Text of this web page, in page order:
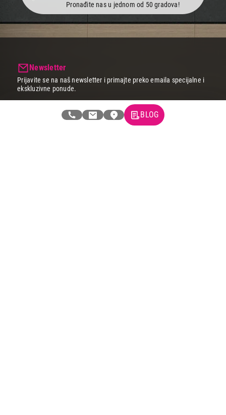
Dimenzije sa postoljem 1227,6 x 768,0 x 253,0 mm
Dimenzije bez postolja 1227,6 x 706,2 x 47,2 mm
Boja
Pronađite nas u jednom od 50 gradova!
Newsletter
Prijavite se na naš newsletter i primajte preko emaila specijalne i
ekskluzivne ponude.
BLOG